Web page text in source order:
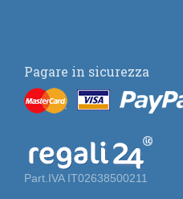
Pagare in sicurezza
Part.IVA IT02638500211